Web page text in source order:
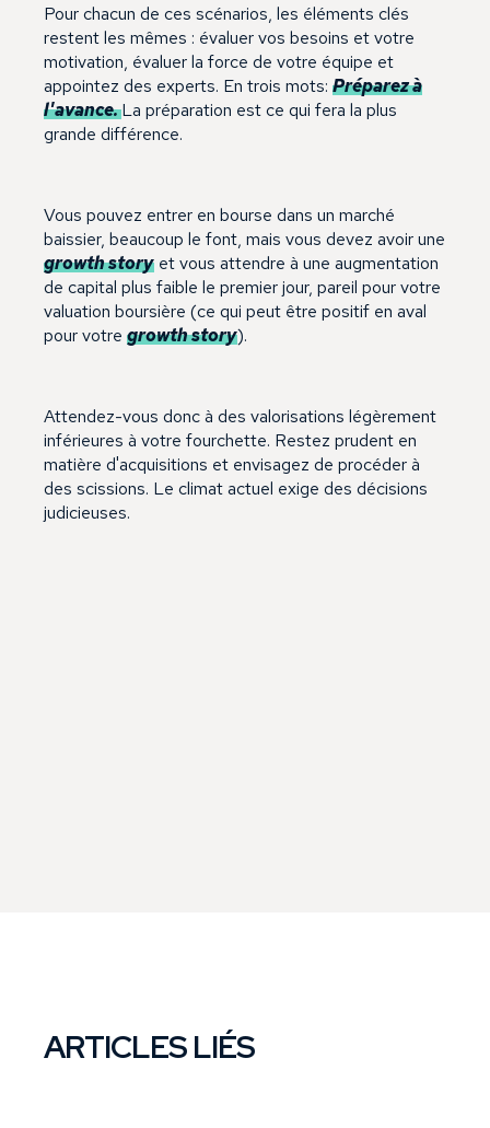
Pour chacun de ces scénarios, les éléments clés
restent les mêmes : évaluer vos besoins et votre
motivation, évaluer la force de votre équipe et
appointez des experts. En trois mots: Préparez à
l'avance.La préparation est ce qui fera la plus
grande différence.
Vous pouvez entrer en bourse dans un marché
baissier, beaucoup le font, mais vous devez avoir une
growth storyet vous attendre à une augmentation
de capital plus faible le premier jour, pareil pour votre
valuation boursière (ce qui peut être positif en aval
pour votre growth story).
Attendez-vous donc à des valorisations légèrement
inférieures à votre fourchette. Restez prudent en
matière d'acquisitions et envisagez de procéder à
des scissions. Le climat actuel exige des décisions
judicieuses.
ARTICLES LIÉS